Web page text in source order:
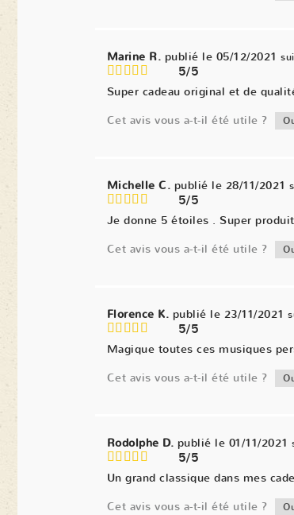
Marine R. publié le 05/12/2021
5/5
Super cadeau original et de
Cet avis vous a-t-il été utile ?
Michelle C. publié le 28/11/2021
5/5
Je donne 5 étoiles . Super
Cet avis vous a-t-il été utile ?
Florence K. publié le 23/11/2021
5/5
Magique toutes ces musiques
Cet avis vous a-t-il été utile ?
Rodolphe D. publié le 01/11/2021
5/5
Un grand classique dans mes
Cet avis vous a-t-il été utile ?